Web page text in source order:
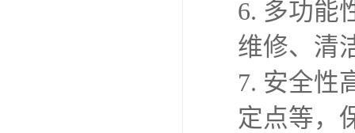
6. 多功能
维修、清
7. 安全性
定点等，